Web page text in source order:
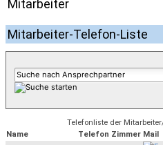
Mitarbeiter
Mitarbeiter-Telefon-Liste
Telefonliste der
Name
Telefon Zimmer Mail